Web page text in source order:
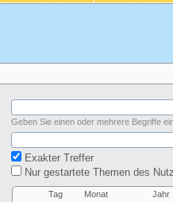
Geben Sie einen oder mehrere Begriffe
Exakter Treffer
Nur gestartete Themen des
Tag Monat Jahr